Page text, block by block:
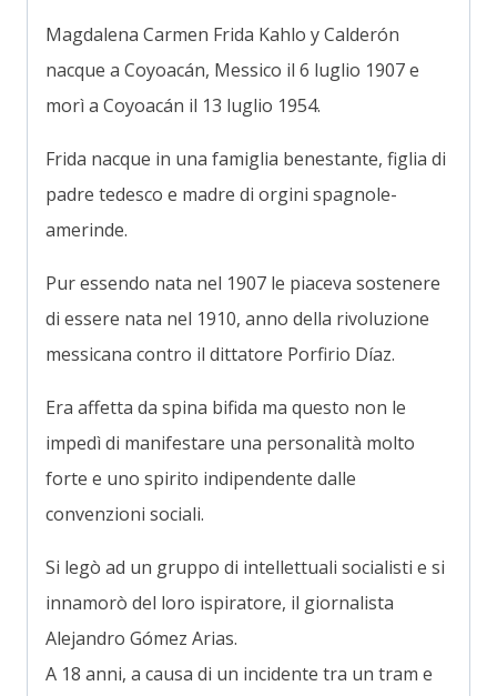
Magdalena Carmen Frida Kahlo y Calderón
nacque a Coyoacán, Messico il 6 luglio 1907 e
morì a Coyoacán il 13 luglio 1954.
Frida nacque in una famiglia benestante, figlia di
padre tedesco e madre di orgini spagnole-
amerinde.
Pur essendo nata nel 1907 le piaceva sostenere
di essere nata nel 1910, anno della rivoluzione
messicana contro il dittatore Porfirio Díaz.
Era affetta da spina bifida ma questo non le
impedì di manifestare una personalità molto
forte e uno spirito indipendente dalle
convenzioni sociali.
Si legò ad un gruppo di intellettuali socialisti e si
innamorò del loro ispiratore, il giornalista
Alejandro Gómez Arias.
A 18 anni, a causa di un incidente tra un tram e